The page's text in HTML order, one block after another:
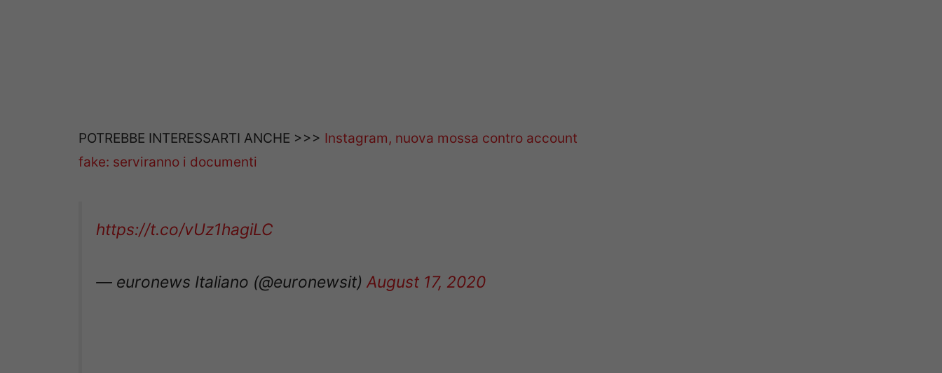
POTREBBE INTERESSARTI ANCHE >>> Instagram, nuova mossa contro account
fake: serviranno i documenti
https://t.co/vUz1hagiLC
— euronews Italiano (@euronewsit) August 17, 2020